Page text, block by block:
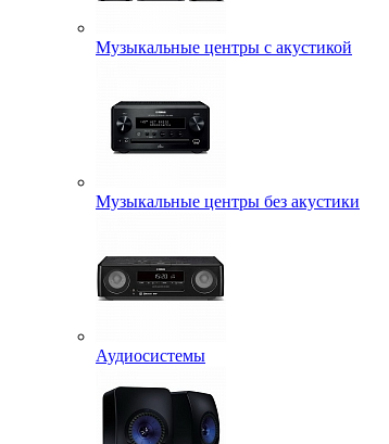
Музыкальные центры с акустикой
Музыкальные центры без акустики
Аудиосистемы